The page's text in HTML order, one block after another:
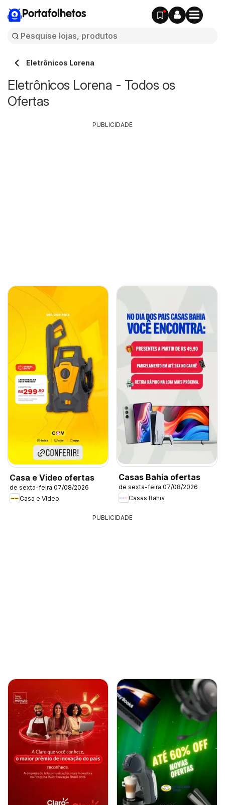
Portafolhetos
Eletrônicos Lorena
Eletrônicos Lorena - Todos os
Ofertas
Casa e Video ofertas
de sexta-feira 07/08/2026
Casa e Video
Casas Bahia ofertas
de sexta-feira 07/08/2026
Casas Bahia
PUBLICIDADE
PUBLICIDADE